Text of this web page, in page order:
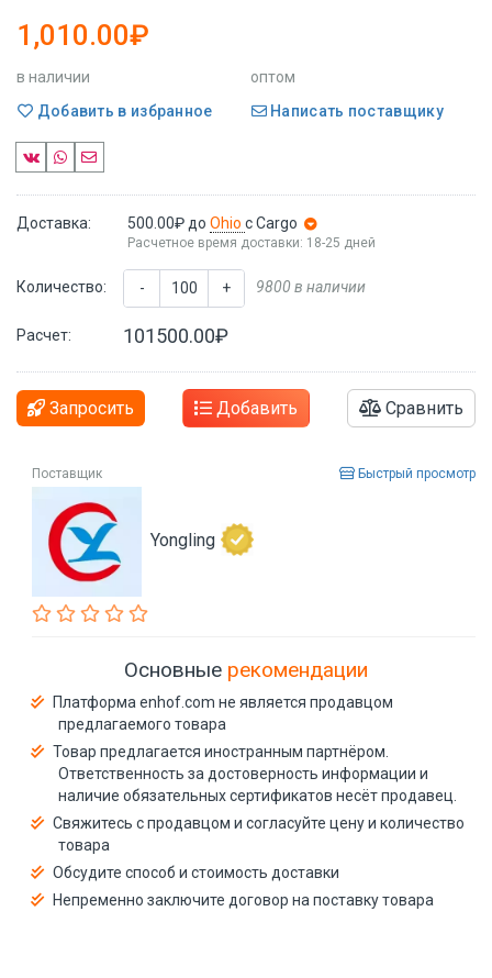
1,010.00₽
в наличии
оптом
Добавить в избранное
Написать поставщику
Доставка: 500.00₽ до Ohio с Cargo
Расчетное время доставки: 18-25 дней
Количество: - + 9800 в наличии
Расчет: 101500.00₽
Запросить Добавить Сравнить
Поставщик Быстрый просмотр
Yongling
Основные рекомендации
Платформа enhof.com не является продавцом
предлагаемого товара
Товар предлагается иностранным партнёром.
Ответственность за достоверность информации и
наличие обязательных сертификатов несёт продавец.
Свяжитесь с продавцом и согласуйте цену и количество
товара
Обсудите способ и стоимость доставки
Непременно заключите договор на поставку товара